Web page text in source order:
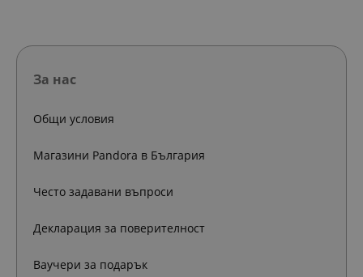
За нас
Общи условия
Магазини Pandora в България
Често задавани въпроси
Декларация за поверителност
Ваучери за подарък